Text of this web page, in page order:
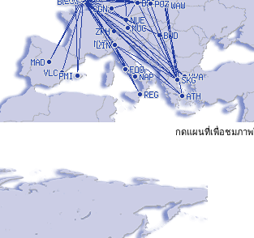
กดแผนที่เพื่อชมภา